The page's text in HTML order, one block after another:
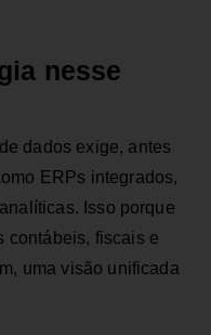
nesse
dados exige, antes
ERPs integrados,
Isso porque
contábeis, fiscais e
uma visão unificada